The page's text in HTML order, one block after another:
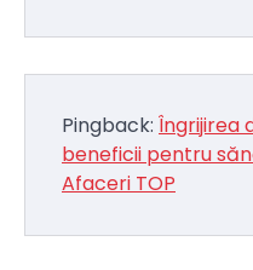
Pingback: Îngrijirea
beneficii pentru
Afaceri TOP